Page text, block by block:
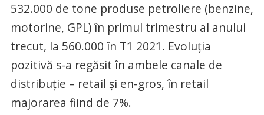
532.000 de tone produse petroliere (benzine,
motorine, GPL) în primul trimestru al anului
trecut, la 560.000 în T1 2021. Evoluția
pozitivă s-a regăsit în ambele canale de
distribuție – retail și en-gros, în retail
majorarea fiind de 7%.